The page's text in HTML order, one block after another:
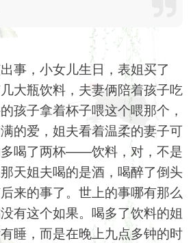
事，小女儿生日，表姐买了
大瓶饮料，夫妻俩陪着孩子吃
孩子拿着杯子喂这个喂那个，
的爱，姐夫看着温柔的妻子可
喝了两杯——饮料，对，不是
天姐夫喝的是酒，喝醉了倒头
来的事了。世上的事哪有那么
有这个如果。喝多了饮料的姐
睡，而是在晚上九点多钟的时